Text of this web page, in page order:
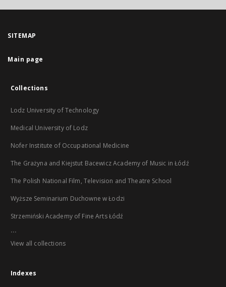
SITEMAP
Main page
Collections
Lodz University of Technology
Medical University of Lodz
Nofer Institute of Occupational Medicine
The Grażyna and Kiejstut Bacewicz Academy of Music in Łódź
The Polish National Film, Television and Theatre School
Wyższe Seminarium Duchowne w Łodzi
Strzemiński Academy of Fine Arts Łódź
...
View all collections
Indexes